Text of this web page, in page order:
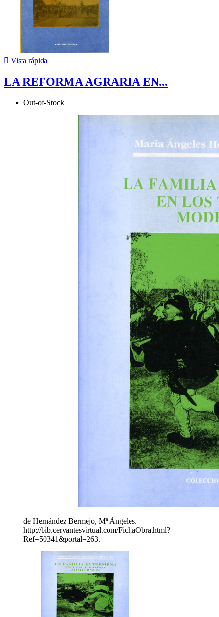
 Vista rápida
LA REFORMA AGRARIA EN...
Out-of-Stock
de Hernández Bermejo, Mª Ángeles.
http://bib.cervantesvirtual.com/FichaObra.html?
Ref=50341&portal=263.